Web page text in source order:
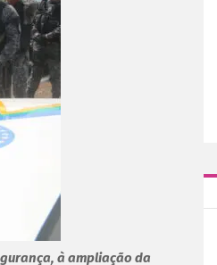
à ampliação da